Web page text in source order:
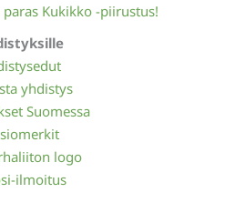
paras Kukikko -piirustus!
yhdistys
Suomessa
logo
ilmoitus